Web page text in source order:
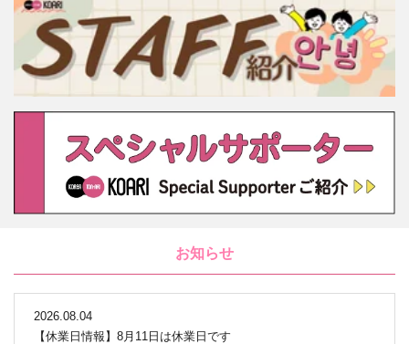
お知らせ
2026.08.04
【休業日情報】8月11日は休業日です